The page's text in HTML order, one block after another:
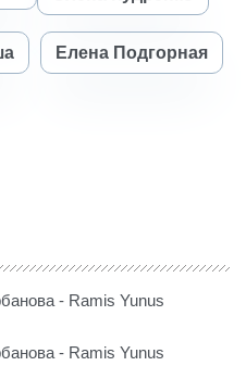
Елена Подгорная
- Ramis Yunus
- Ramis Yunus